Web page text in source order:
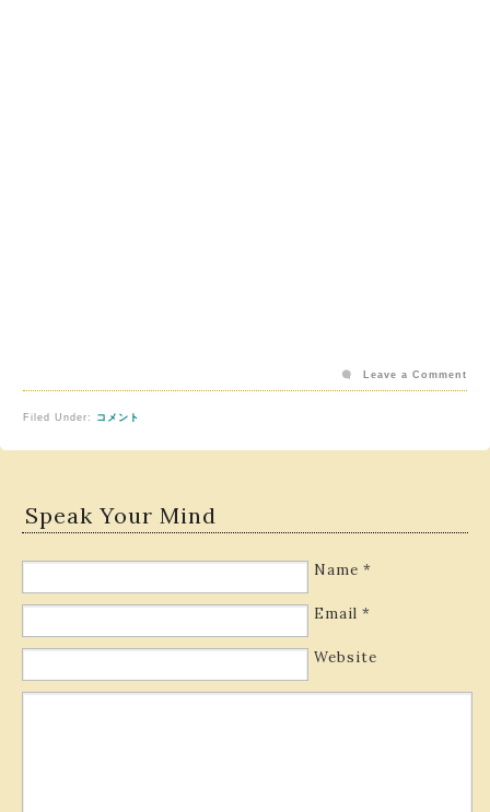
Filed Under: コメント
Leave a Comment
Speak Your Mind
Name *
Email *
Website